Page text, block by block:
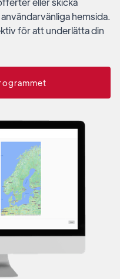
hemsida.
för att underlätta din